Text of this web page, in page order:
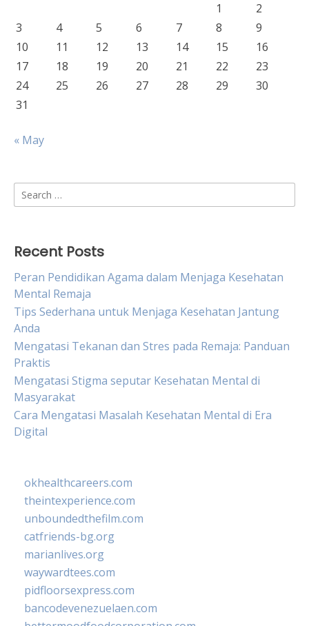
1
2
3
4 5 6 7 8
9
10
11 12 13 14 15
16
17
18 19 20 21 22
23
24
25 26 27 28 29
30
31
« May
Search
for:
Recent Posts
Peran Pendidikan Agama dalam Menjaga Kesehatan
Mental Remaja
Tips Sederhana untuk Menjaga Kesehatan Jantung
Anda
Mengatasi Tekanan dan Stres pada Remaja: Panduan
Praktis
Mengatasi Stigma seputar Kesehatan Mental di
Masyarakat
Cara Mengatasi Masalah Kesehatan Mental di Era
Digital
okhealthcareers.com
theintexperience.com
unboundedthefilm.com
catfriends-bg.org
marianlives.org
waywardtees.com
pidfloorsexpress.com
bancodevenezuelaen.com